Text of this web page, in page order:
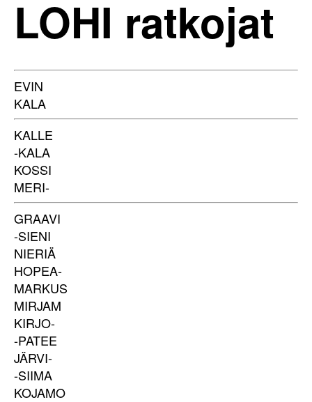
LOHI ratkojat
EVIN
KALA
KALLE
-KALA
KOSSI
MERI-
GRAAVI
-SIENI
NIERIÄ
HOPEA-
MARKUS
MIRJAM
KIRJO-
-PATEE
JÄRVI-
-SIIMA
KOJAMO